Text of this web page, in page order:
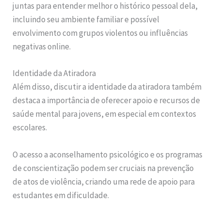
juntas para entender melhor o histórico pessoal dela,
incluindo seu ambiente familiar e possível
envolvimento com grupos violentos ou influências
negativas online.
Identidade da Atiradora
Além disso, discutir a identidade da atiradora também
destaca a importância de oferecer apoio e recursos de
saúde mental para jovens, em especial em contextos
escolares.
O acesso a aconselhamento psicológico e os programas
de conscientização podem ser cruciais na prevenção
de atos de violência, criando uma rede de apoio para
estudantes em dificuldade.